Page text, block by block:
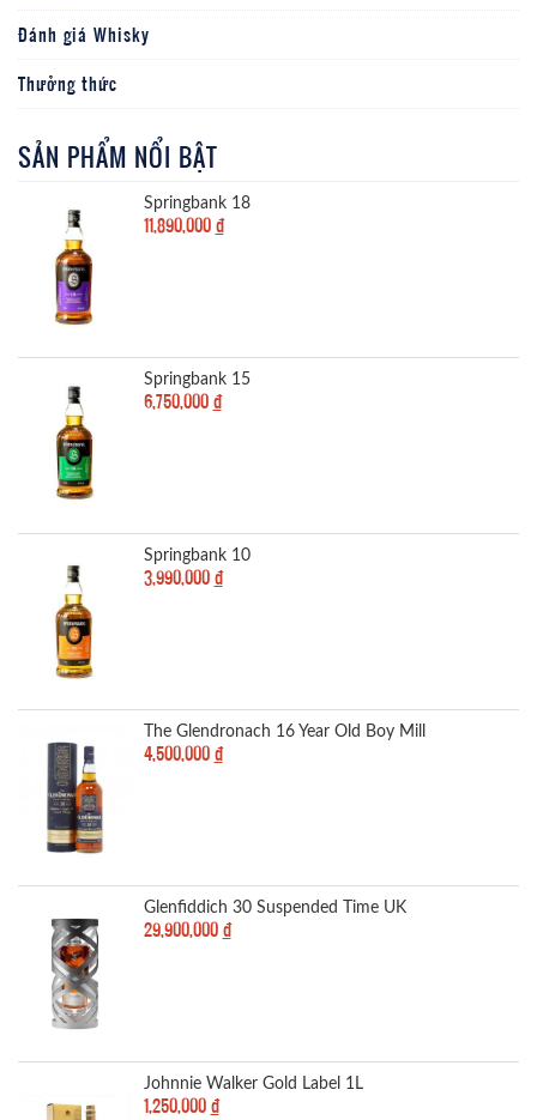
Đánh giá Whisky
Thưởng thức
SẢN PHẨM NỔI BẬT
Springbank 18
11,890,000 đ
Springbank 15
6,750,000 đ
Springbank 10
3,990,000 đ
The Glendronach 16 Year Old Boy Mill
4,500,000 đ
Glenfiddich 30 Suspended Time UK
29,900,000 đ
Johnnie Walker Gold Label 1L
1,250,000 đ